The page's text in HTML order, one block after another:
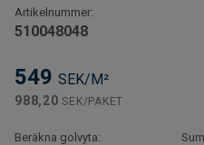
Artikelnummer:
510048048
549 SEK/M²
988,20SEK/PAKET
Beräkna golvyta: